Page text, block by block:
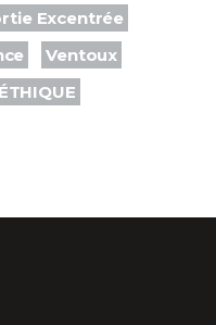
Excentrée
Ventoux
ÉTHIQUE